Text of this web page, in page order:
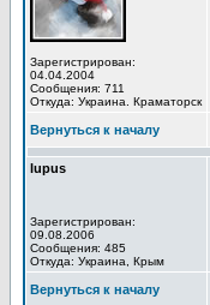
Зарегистрирован:
04.04.2004
Сообщения: 711
Откуда: Украина. Краматорск
Вернуться к началу
lupus
Зарегистрирован:
09.08.2006
Сообщения: 485
Откуда: Украина, Крым
Вернуться к началу